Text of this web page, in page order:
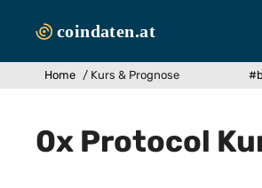
Inhalt
Home / Kurs & Prognose
0x Protocol